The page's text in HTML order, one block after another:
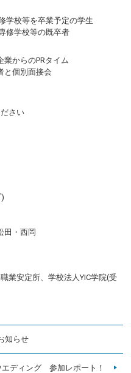
学校等を卒業予定の学生
修学校等の既卒者
からのPRタイム
個別面接会
さい
田・西岡
業安定所、学校法人YIC学院(受
知らせ
ディング 参加レポート！